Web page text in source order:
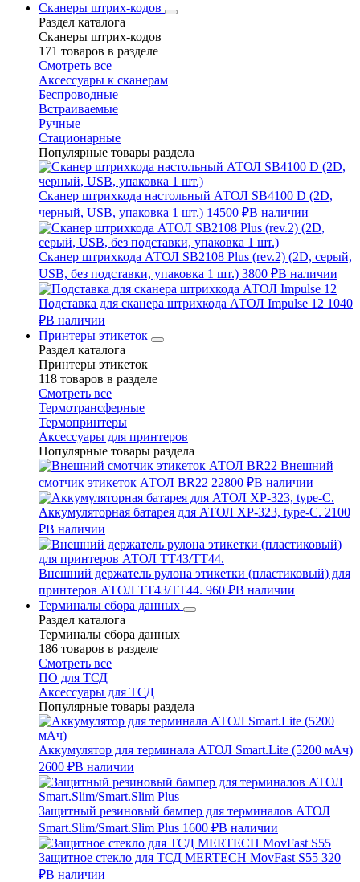
Сканеры штрих-кодов
Раздел каталога
Сканеры штрих-кодов
171 товаров в разделе
Смотреть все
Аксессуары к сканерам
Беспроводные
Встраиваемые
Ручные
Стационарные
Популярные товары раздела
Сканер штрихкода настольный АТОЛ SB4100 D (2D,
черный, USB, упаковка 1 шт.) 14500 ₽В наличии
Сканер штрихкода АТОЛ SB2108 Plus (rev.2) (2D, серый,
USB, без подставки, упаковка 1 шт.) 3800 ₽В наличии
Подставка для сканера штрихкода АТОЛ Impulse 12 1040
₽В наличии
Принтеры этикеток
Раздел каталога
Принтеры этикеток
118 товаров в разделе
Смотреть все
Термотрансферные
Термопринтеры
Аксессуары для принтеров
Популярные товары раздела
Внешний
смотчик этикеток АТОЛ BR22 22800 ₽В наличии
Аккумуляторная батарея для АТОЛ XP-323, type-C. 2100
₽В наличии
Внешний держатель рулона этикетки (пластиковый) для
принтеров АТОЛ TT43/TT44. 960 ₽В наличии
Терминалы сбора данных
Раздел каталога
Терминалы сбора данных
186 товаров в разделе
Смотреть все
ПО для ТСД
Аксессуары для ТСД
Популярные товары раздела
Аккумулятор для терминала АТОЛ Smart.Lite (5200 мАч)
2600 ₽В наличии
Защитный резиновый бампер для терминалов АТОЛ
Smart.Slim/Smart.Slim Plus 1600 ₽В наличии
Защитное стекло для ТСД MERTECH MovFast S55 320
₽В наличии